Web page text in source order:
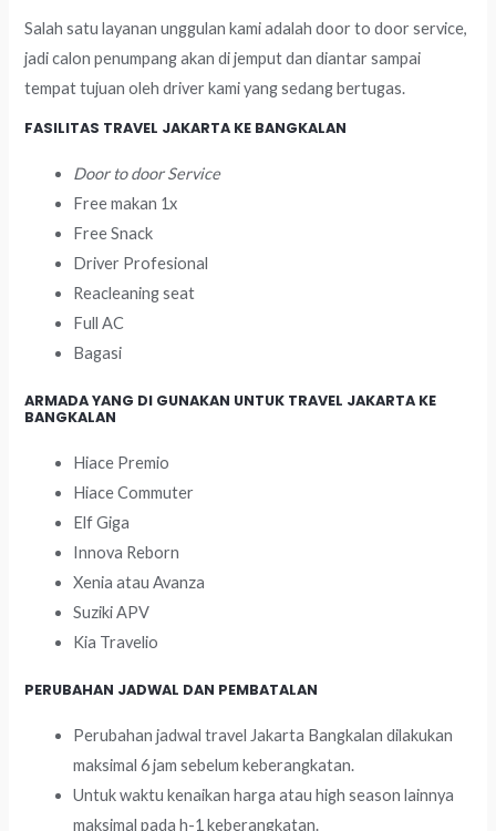
Salah satu layanan unggulan kami adalah door to door service,
jadi calon penumpang akan di jemput dan diantar sampai
tempat tujuan oleh driver kami yang sedang bertugas.
FASILITAS TRAVEL JAKARTA KE BANGKALAN
Door to door Service
Free makan 1x
Free Snack
Driver Profesional
Reacleaning seat
Full AC
Bagasi
ARMADA YANG DI GUNAKAN UNTUK TRAVEL JAKARTA KE
BANGKALAN
Hiace Premio
Hiace Commuter
Elf Giga
Innova Reborn
Xenia atau Avanza
Suziki APV
Kia Travelio
PERUBAHAN JADWAL DAN PEMBATALAN
Perubahan jadwal travel Jakarta Bangkalan dilakukan
maksimal 6 jam sebelum keberangkatan.
Untuk waktu kenaikan harga atau high season lainnya
maksimal pada h-1 keberangkatan.